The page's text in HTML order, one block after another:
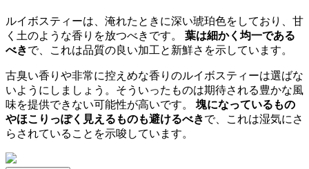
ルイボスティーは、淹れたときに深い琥珀色をしており、甘
く土のような香りを放つべきです。 葉は細かく均一である
べきで、これは品質の良い加工と新鮮さを示しています。
古臭い香りや非常に控えめな香りのルイボスティーは選ばな
いようにしましょう。そういったものは期待される豊かな風
味を提供できない可能性が高いです。 塊になっているもの
やほこりっぽく見えるものも避けるべきで、これは湿気にさ
らされていることを示唆しています。